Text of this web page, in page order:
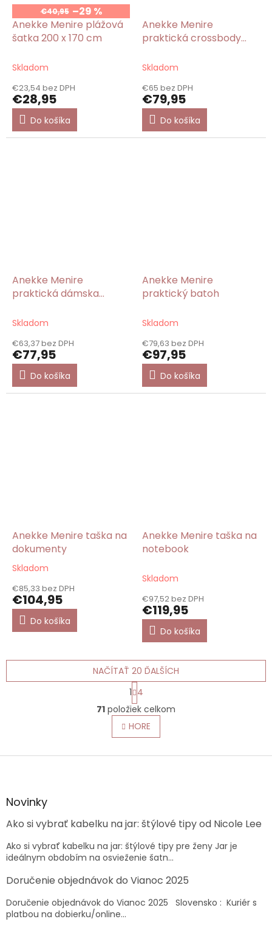
€40,95 –29 %
Anekke Menire plážová
šatka 200 x 170 cm
Skladom
€23,54 bez DPH
€28,95
Do košíka
Anekke Menire
praktická crossbody
Skladom
€65 bez DPH
€79,95
Do košíka
Anekke Menire
praktická dámska
Skladom
€63,37 bez DPH
€77,95
Do košíka
Anekke Menire
praktický batoh
Skladom
€79,63 bez DPH
€97,95
Do košíka
Anekke Menire taška na
dokumenty
Priemerné
produktu
je
5,0
Skladom
€85,33 bez DPH
€104,95
Do košíka
Anekke Menire taška na
notebook
Skladom
€97,52 bez DPH
€119,95
Do košíka
O
v
l
á
a
r
v
k
y
v
ý
p
i
NAČÍTAŤ 20 ĎALŠÍCH
S
t
r
á
n
k
v
1 4
71 položiek celkom
HORE
Z
äNovinky
Ako si vybrať kabelku na jar: štýlové tipy od Nicole Lee
Ako si vybrať kabelku na jar: štýlové tipy pre ženy Jar je
ideálnym obdobím na osvieženie šatn...
Doručenie objednávok do Vianoc 2025
Doručenie objednávok do Vianoc 2025 Slovensko : Kuriér s
platbou na dobierku/online...